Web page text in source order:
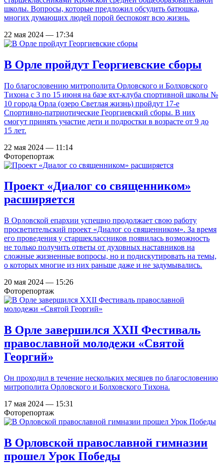
школы. Вопросы, которые предложил обсудить батюшка,
многих думающих людей порой беспокоят всю жизнь.
22 мая 2024 — 17:34
В Орле пройдут Георгиевские сборы
По благословению митрополита Орловского и Болховского
Тихона с 3 по 15 июня на базе яхт-клуба спортивной школы №
10 города Орла (озеро Светлая жизнь) пройдут 17-е
Спортивно-патриотические Георгиевский сборы. В них
смогут принять участие дети и подростки в возрасте от 9 до
15 лет.
22 мая 2024 — 11:14
Фоторепортаж
Проект «Диалог со священником»
расширяется
В Орловской епархии успешно продолжает свою работу
просветительский проект «Диалог со священником». За время
его проведения у старшеклассников появилась возможность
не только получить ответы от духовных наставников на
сложные жизненные вопросы, но и подискутировать на темы,
о которых многие из них раньше даже и не задумывались.
20 мая 2024 — 15:26
Фоторепортаж
В Орле завершился XXII Фестиваль
православной молодежи «Святой
Георгий»
Он проходил в течение нескольких месяцев по благословению
митрополита Орловского и Болховского Тихона.
17 мая 2024 — 15:31
Фоторепортаж
В Орловской православной гимназии
прошел Урок Победы